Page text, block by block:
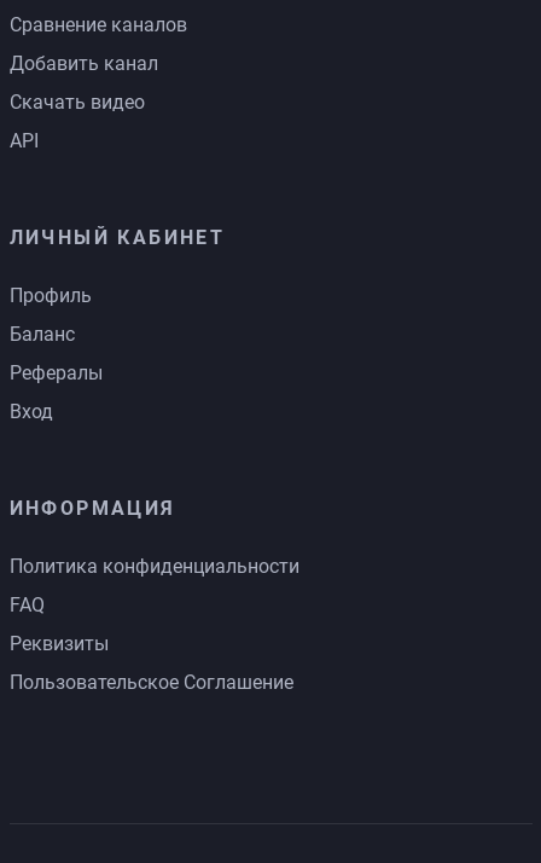
Сравнение каналов
Добавить канал
Скачать видео
API
ЛИЧНЫЙ КАБИНЕТ
Профиль
Баланс
Рефералы
Вход
ИНФОРМАЦИЯ
Политика конфиденциальности
FAQ
Реквизиты
Пользовательское Соглашение